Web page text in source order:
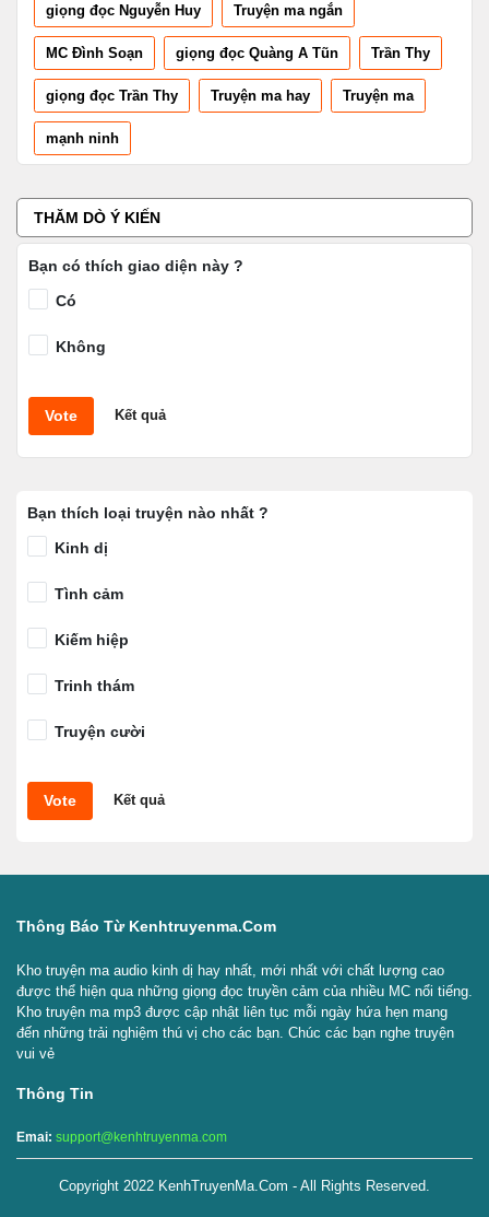
giọng đọc Nguyễn Huy Truyện ma ngắn
MC Đình Soạn giọng đọc Quàng A Tũn Trần Thy
giọng đọc Trần Thy Truyện ma hay Truyện ma
mạnh ninh
THĂM DÒ Ý KIẾN
Bạn có thích giao diện này ?
Có
Không
Vote Kết quả
Bạn thích loại truyện nào nhất ?
Kinh dị
Tình cảm
Kiếm hiệp
Trinh thám
Truyện cười
Vote Kết quả
Thông Báo Từ Kenhtruyenma.com
Kho truyện ma audio kinh dị hay nhất, mới nhất với chất lượng cao
được thể hiện qua những giọng đọc truyền cảm của nhiều MC nổi tiếng.
Kho truyện ma mp3 được cập nhật liên tục mỗi ngày hứa hẹn mang
đến những trải nghiệm thú vị cho các bạn. Chúc các bạn nghe truyện
vui vẻ
Thông Tin
Emai: support@kenhtruyenma.com
Copyright 2022 KenhTruyenMa.Com - All Rights Reserved.